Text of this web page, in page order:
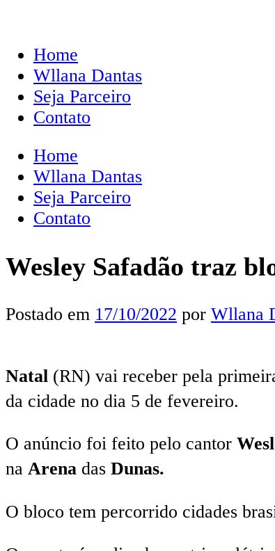
Home
Wllana Dantas
Seja Parceiro
Contato
Home
Wllana Dantas
Seja Parceiro
Contato
Wesley Safadão traz
Postado em 17/10/2022 por Wllana
Natal (RN) vai receber pela
da cidade no dia 5 de fevereiro.
O anúncio foi feito pelo cantor
na Arena das Dunas.
O bloco tem percorrido cidades